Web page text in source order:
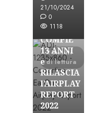
21/10/2024
0
1118
2 minuti
di lettura
Partnership
EARONE
COMPIE
13 ANNI
e
RILASCIA
l’AIRPLAY
REPORT
2022